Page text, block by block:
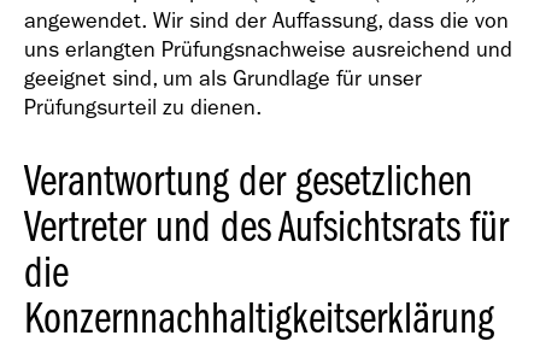
angewendet. Wir sind der Auffassung, dass die von
uns erlangten Prüfungsnachweise ausreichend und
geeignet sind, um als Grundlage für unser
Prüfungsurteil zu dienen.
Verantwortung der gesetzlichen
Vertreter und des Aufsichtsrats für
die
Konzernnachhaltigkeitserklärung